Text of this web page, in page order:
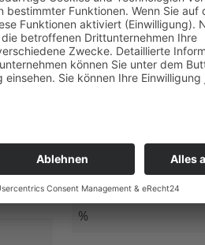
nicht beantwortet
nicht beantwortet
nicht beantwortet
%